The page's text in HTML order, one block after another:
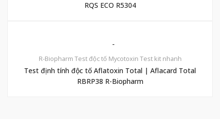
RQS ECO R5304
R-Biopharm Test độc tố Mycotoxin Test kit nhanh
Test định tính độc tố Aflatoxin Total | Aflacard Total
RBRP38 R-Biopharm